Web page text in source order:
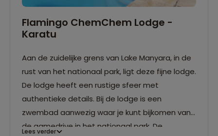
Flamingo ChemChem Lodge -
Karatu
Aan de zuidelijke grens van Lake Manyara, in de
rust van het nationaal park, ligt deze fijne lodge.
De lodge heeft een rustige sfeer met
authentieke details. Bij de lodge is een
zwembad aanwezig waar je kunt bijkomen van
de gamedrive in het nationaal park. De
Lees verder